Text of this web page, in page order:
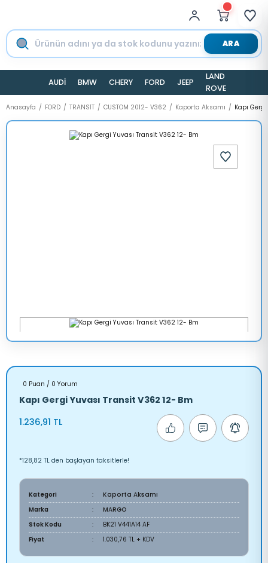
ARA
AUDİ BMW CHERY FORD JEEP
LAND
ROVER
Anasayfa FORD TRANSİT CUSTOM 2012- V362 Kaporta Aksamı Kapı
0 Puan / 0 Yorum
Kapı Gergi Yuvası Transit V362 12- Bm
1.236,91 TL
*128,82 TL den başlayan taksitlerle!
Kategori
Kaporta Aksamı
Marka
MARGO
Stok Kodu
BK21 V441A14 AF
Fiyat
1.030,76 TL + KDV